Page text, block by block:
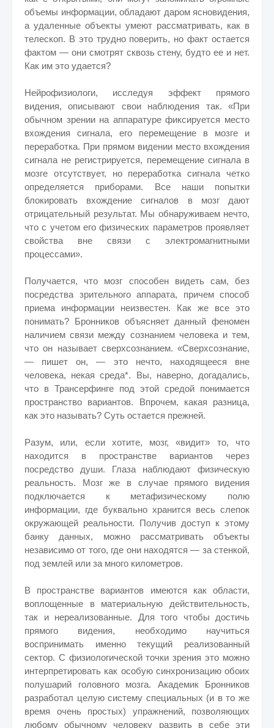
объемы информации, обладают даром ясновидения,
а удаленные объекты умеют рассматривать, как в
телескоп. В это трудно поверить, но факт остается
фактом — они смотрят сквозь стену, будто ее и нет.
Как им это удается?
Нейрофизиологи, исследуя эффект прямого
видения, описывают свои наблюдения так. «При
обычном зрении на аппаратуре фиксируется место
вхождения сигнала, его перемещение в мозге и
переработка. При прямом видении место вхождения
сигнала не регистрируется, перемещение сигнала в
мозге отсутствует, но переработка сигнала четко
определяется приборами. Все наши попытки
блокировать вхождение сигналов в мозг дают
отрицательный результат. Мы обнаруживаем нечто,
что с учетом его физических параметров проявляет
свойства вне связи с электромагнитными
процессами».
Получается, что мозг способен видеть сам, без
посредства зрительного аппарата, причем способ
приема информации неизвестен. Как же все это
понимать? Бронников объясняет данный феномен
наличием связи между сознанием человека и тем,
что он называет сверхсознанием. «Сверхсознание,
— пишет он, — это нечто, находящееся вне
человека, некая среда*. Вы, наверно, догадались,
что в Трансерфинге под этой средой понимается
пространство вариантов. Впрочем, какая разница,
как это называть? Суть остается прежней.
Разум, или, если хотите, мозг, «видит» то, что
находится в пространстве вариантов через
посредство души. Глаза наблюдают физическую
реальность. Мозг же в случае прямого видения
подключается к метафизическому полю
информации, где буквально хранится весь слепок
окружающей реальности. Получив доступ к этому
банку данных, можно рассматривать объекты
независимо от того, где они находятся — за стенкой,
под землей или за много километров.
В пространстве вариантов имеются как области,
воплощенные в материальную действительность,
так и нереализованные. Для того чтобы достичь
прямого видения, необходимо научиться
воспринимать именно текущий реализованный
сектор. С физиологической точки зрения это можно
интерпретировать как особую синхронизацию обоих
полушарий головного мозга. Академик Бронников
разработал целую систему специальных (и в то же
время очень простых) упражнений, позволяющих
любому обычному человеку развить в себе эти